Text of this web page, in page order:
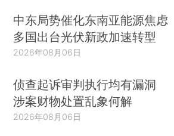
中东局势催化东南亚能源焦虑
多国出台光伏新政加速转型
2026年08月06日
侦查起诉审判执行均有漏洞
涉案财物处置乱象何解
2026年08月06日